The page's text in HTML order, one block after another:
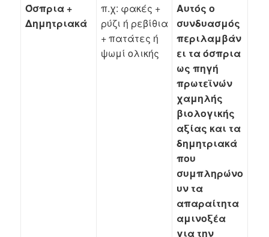
Όσπρια +
Δημητριακά
π.χ: φακές +
ρύζι ή ρεβίθια
+ πατάτες ή
ψωμί ολικής
Αυτός ο
συνδυασμός
περιλαμβάν
ει τα όσπρια
ως πηγή
πρωτεϊνών
χαμηλής
βιολογικής
αξίας και τα
δημητριακά
που
συμπληρώνο
υν τα
απαραίτητα
αμινοξέα
για την